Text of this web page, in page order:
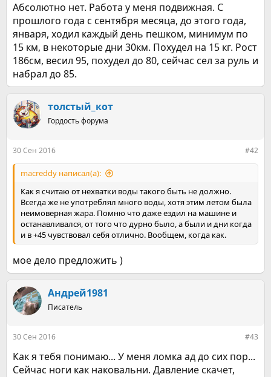
Абсолютно нет. Работа у меня подвижная. С
прошлого года с сентября месяца, до этого года,
января, ходил каждый день пешком, минимум по
15 км, в некоторые дни 30км. Похудел на 15 кг. Рост
186см, весил 95, похудел до 80, сейчас сел за руль и
набрал до 85.
толстый_кот
Гордость форума
30 Сен 2016 #42
macreddy написал(а):
Как я считаю от нехватки воды такого быть не должно.
Всегда же не употреблял много воды, хотя этим летом была
неимоверная жара. Помню что даже ездил на машине и
останавливался, от того что дурно было, а были и дни когда
и в +45 чувствовал себя отлично. Вообщем, когда как.
мое дело предложить )
Андрей1981
Писатель
30 Сен 2016 #43
Как я тебя понимаю... У меня ломка ад до сих пор...
Сейчас ноги как наковальни. Давление скачет,